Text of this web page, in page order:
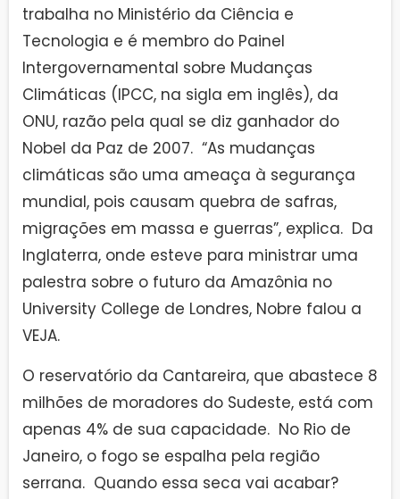
trabalha no Ministério da Ciência e
Tecnologia e é membro do Painel
Intergovernamental sobre Mudanças
Climáticas (IPCC, na sigla em inglês), da
ONU, razão pela qual se diz ganhador do
Nobel da Paz de 2007. “As mudanças
climáticas são uma ameaça à segurança
mundial, pois causam quebra de safras,
migrações em massa e guerras”, explica. Da
Inglaterra, onde esteve para ministrar uma
palestra sobre o futuro da Amazônia no
University College de Londres, Nobre falou a
VEJA.
O reservatório da Cantareira, que abastece 8
milhões de moradores do Sudeste, está com
apenas 4% de sua capacidade. No Rio de
Janeiro, o fogo se espalha pela região
serrana. Quando essa seca vai acabar?